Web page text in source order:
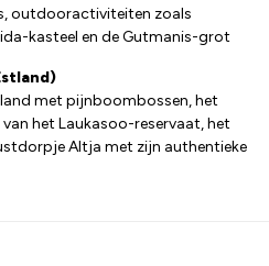
outdooractiviteiten zoals
kasteel en de Gutmanis-grot
met pijnboombossen, het
het Laukasoo-reservaat, het
Altja met zijn authentieke